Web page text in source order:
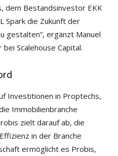
dem Bestandsinvestor EKK
Spark die Zukunft der
gestalten”, ergänzt Manuel
Scalehouse Capital.
Investitionen in Proptechs,
Immobilienbranche
zielt darauf ab, die
in der Branche
ermöglicht es Probis,